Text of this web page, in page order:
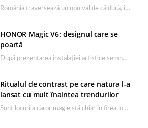
România traversează un nou val de căldură, iar rutina de îngrijire capătă un rol esențial…
HONOR Magic V6: designul care se
poartă
După prezentarea instalației artistice semnată de Catrinel Săbăciag în cadrul evenimentului de lansare HONOR Magic…
Ritualul de contrast pe care natura l-a
lansat cu mult înaintea trendurilor
Sunt locuri a căror magie stă chiar în firea lor naturală, iar Lacul Ursu din…